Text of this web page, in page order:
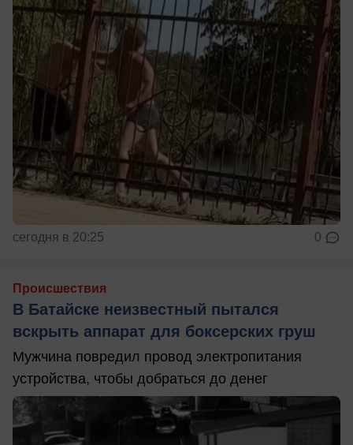
сегодня в 20:25 0
Происшествия
В Батайске неизвестный пытался
вскрыть аппарат для боксерских груш
Мужчина повредил провод электропитания
устройства, чтобы добраться до денег